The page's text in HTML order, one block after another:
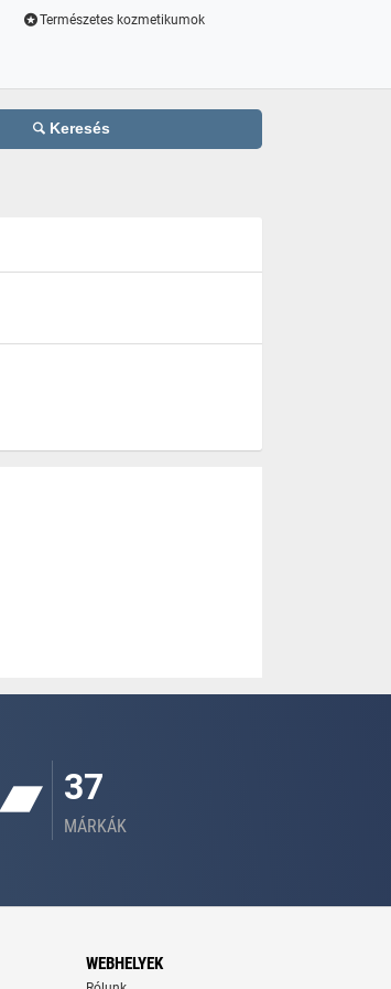
Természetes kozmetikumok
Keresés
37
MÁRKÁK
WEBHELYEK